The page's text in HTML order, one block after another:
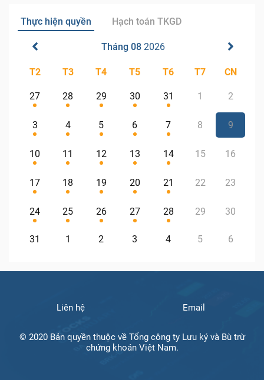
Thực hiện quyền Hạch toán TKGD
Tháng 08 2026
T2 T3 T4 T5 T6 T7 CN
27 28 29 30 31 1 2
3 4 5 6 7 8 9
10 11 12 13 14 15 16
17 18 19 20 21 22 23
24 25 26 27 28 29 30
31 1 2 3 4 5 6
Liên hệ Email
© 2020 Bản quyền thuộc về Tổng công ty Lưu ký và Bù trừ
chứng khoán Việt Nam.